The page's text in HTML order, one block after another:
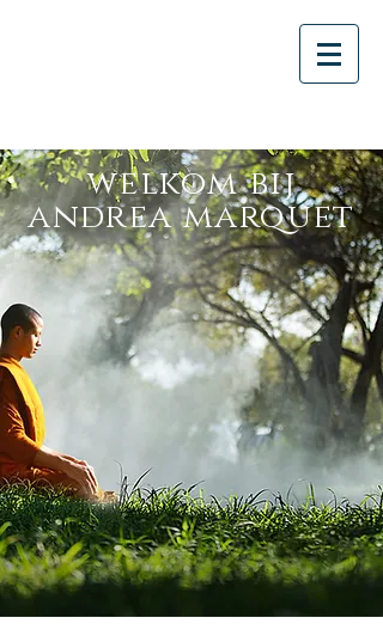
welkom bij
andrea marquet